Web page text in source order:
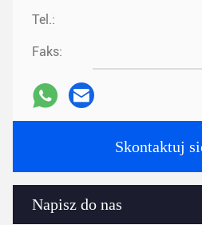
Tel.:
Faks:
Skontaktuj
Napisz do nas